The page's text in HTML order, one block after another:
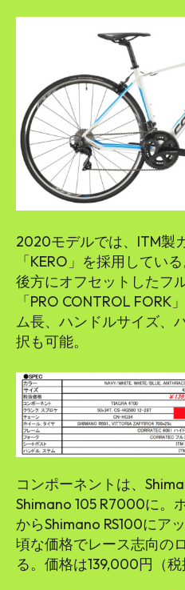
2020モデルでは、ITM製
「KERO」を採用してい
後方にオフセットしたフ
「PRO CONTROL
ム長、ハンドルサイズ、
択も可能。
コンポーネントは、
Shimano 105 R7000に。
からShimano RS100にア
頃な価格でレース志向の
る。価格は139,000円（税